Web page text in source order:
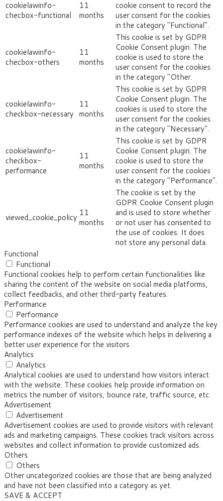
cookielawinfo-
checbox-functional
11
months
cookie consent to record the
user consent for the cookies
in the category "Functional".
cookielawinfo-
checbox-others
11
months
This cookie is set by GDPR
Cookie Consent plugin. The
cookie is used to store the
user consent for the cookies
in the category "Other.
cookielawinfo-
checkbox-necessary
11
months
This cookie is set by GDPR
Cookie Consent plugin. The
cookies is used to store the
user consent for the cookies
in the category "Necessary".
cookielawinfo-
checkbox-
performance
11
months
This cookie is set by GDPR
Cookie Consent plugin. The
cookie is used to store the
user consent for the cookies
in the category "Performance".
viewed_cookie_policy 11
months
The cookie is set by the
GDPR Cookie Consent plugin
and is used to store whether
or not user has consented to
the use of cookies. It does
not store any personal data.
Functional
Functional
Functional cookies help to perform certain functionalities like
sharing the content of the website on social media platforms,
collect feedbacks, and other third-party features.
Performance
Performance
Performance cookies are used to understand and analyze the key
performance indexes of the website which helps in delivering a
better user experience for the visitors.
Analytics
Analytics
Analytical cookies are used to understand how visitors interact
with the website. These cookies help provide information on
metrics the number of visitors, bounce rate, traffic source, etc.
Advertisement
Advertisement
Advertisement cookies are used to provide visitors with relevant
ads and marketing campaigns. These cookies track visitors across
websites and collect information to provide customized ads.
Others
Others
Other uncategorized cookies are those that are being analyzed
and have not been classified into a category as yet.
SAVE & ACCEPT